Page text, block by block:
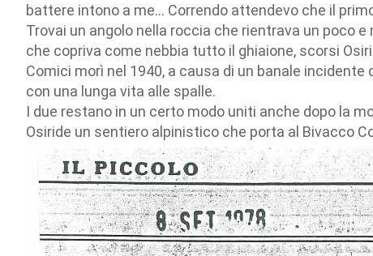
battere intono a me… Correndo attendevo che il
Trovai un angolo nella roccia che rientrava un poco
che copriva come nebbia tutto il ghiaione, scorsi
Comici morì nel 1940, a causa di un banale
con una lunga vita alle spalle.
I due restano in un certo modo uniti anche dopo la
Osiride un sentiero alpinistico che porta al Bivacco